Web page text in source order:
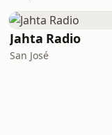
Jahta Radio
San José